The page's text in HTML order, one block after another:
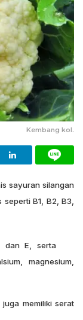
Kembang kol.
sayuran silangan
B1, B2, B3,
dan E, serta
magnesium,
memiliki serat